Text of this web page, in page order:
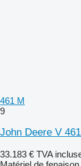
461 M
9
John Deere V
33.183 € TVA